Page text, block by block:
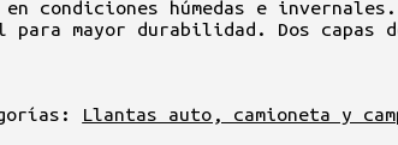
en condiciones húmedas e
mayor durabilidad. Dos capas
Llantas auto, camioneta y